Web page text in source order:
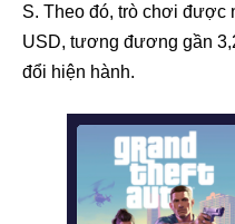
S. Theo đó, trò chơi được
USD, tương đương gần
đổi hiện hành.